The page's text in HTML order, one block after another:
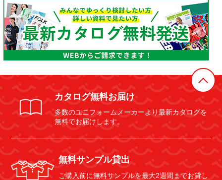
カタログ無料お届け
多数のユニフォームメーカーより最新カタログを
無料でお届けします。
無料サンプル貸出
ご購入前に無料サンプルを最大2週間までお貸し